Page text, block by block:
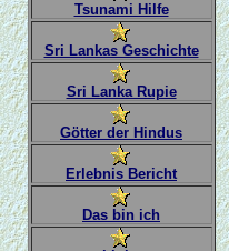
Tsunami Hilfe
Sri Lankas Geschichte
Sri Lanka Rupie
Götter der Hindus
Erlebnis Bericht
Das bin ich